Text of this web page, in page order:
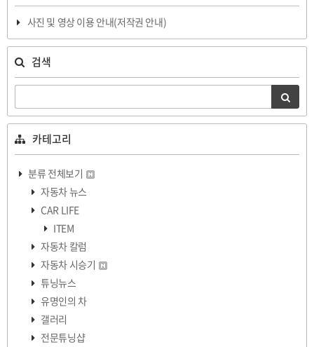
사진 및 영상 이용 안내(저작권 안내)
검색
카테고리
분류 전체보기
자동차 뉴스
CAR LIFE
ITEM
자동차 칼럼
자동차 시승기
튜닝뉴스
유명인의 차
갤러리
전문튜닝샵